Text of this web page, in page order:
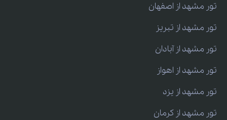
تور مشهد از اصفهان
تور مشهد از تبریز
تور مشهد از آبادان
تور مشهد از اهواز
تور مشهد از یزد
تور مشهد از کرمان